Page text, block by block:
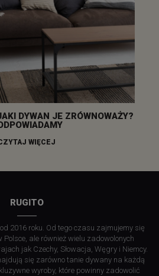
DYWAN JE ZRÓWNOWAŻY?
WIĘCEJ
RUGITO
2016 roku. Od tego czasu zajmujemy się
ale również wielu zadowolonych
jak Czechy, Słowacja, Węgry i Niemcy.
się zarówno tanie dywany na każdą
wyroby, które powinny zadowolić